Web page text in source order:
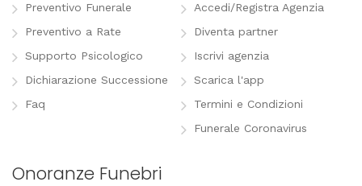
Preventivo Funerale
Preventivo a Rate
Supporto Psicologico
Dichiarazione Successione
Faq
Accedi/Registra Agenzia
Diventa partner
Iscrivi agenzia
Scarica l'app
Termini e Condizioni
Funerale Coronavirus
Onoranze Funebri